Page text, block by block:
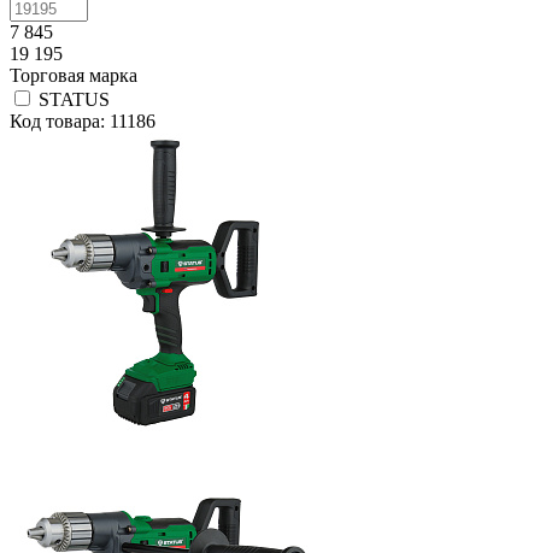
7 845
19 195
Торговая марка
STATUS
Код товара: 11186